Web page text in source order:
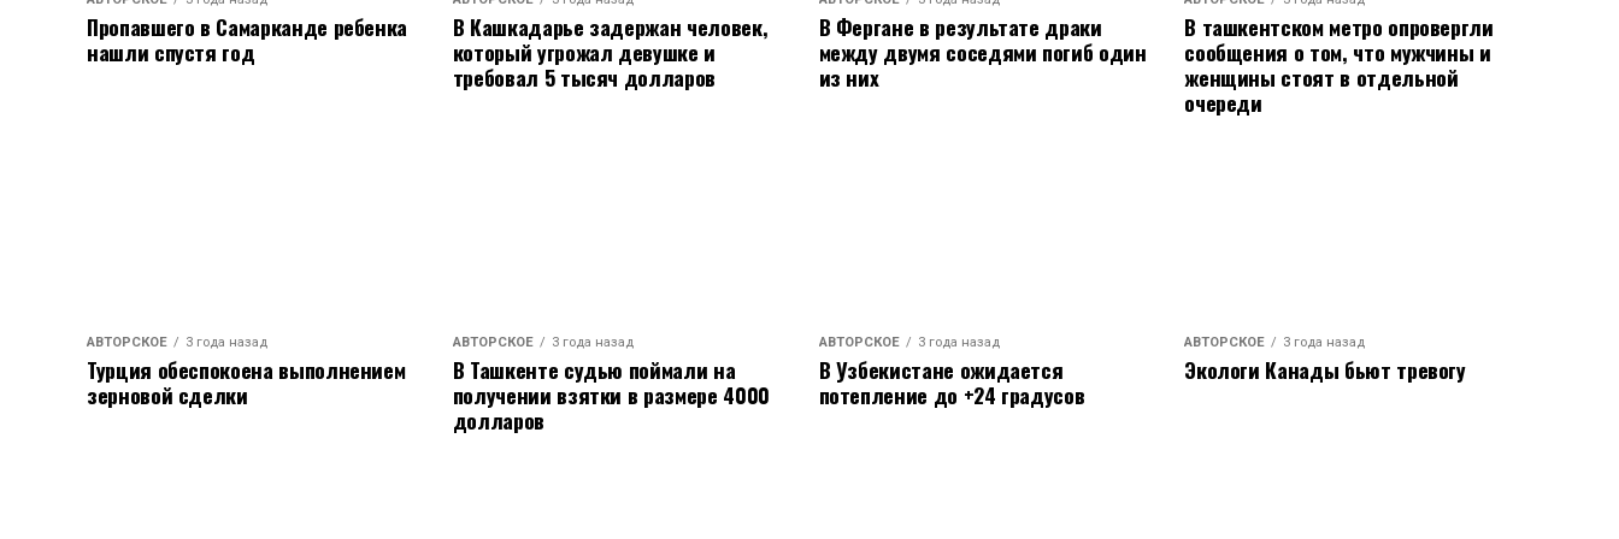
заинтересована в возвращении сирийских мигрантов, которые покинули страну во
время правления Асада.
Пропавшего в Самарканде ребенка
нашли спустя год
В Кашкадарье задержан человек,
который угрожал девушке и
требовал 5 тысяч долларов
В Фергане в результате драки
между двумя соседями погиб один
из них
В ташкентском метро опровергли
сообщения о том, что мужчины и
женщины стоят в отдельной
очереди
АВТОРСКОЕ 3 года назад
Турция обеспокоена выполнением
зерновой сделки
АВТОРСКОЕ 3 года назад
В Ташкенте судью поймали на
получении взятки в размере 4000
долларов
АВТОРСКОЕ 3 года назад
В Узбекистане ожидается
потепление до +24 градусов
АВТОРСКОЕ 3 года назад
Экологи Канады бьют тревогу